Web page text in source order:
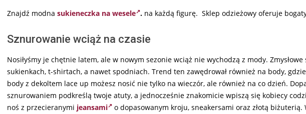
Znajdź modna sukieneczka na wesele . na każdą figurę. Sklep odzieżowy oferuje
Sznurowanie wciąż na czasie
Nosiłyśmy je chętnie latem, ale w nowym sezonie wciąż nie wychodzą z mody.
sukienkach, t-shirtach, a nawet spodniach. Trend ten zawędrował również na body,
body z dekoltem lace up możesz nosić nie tylko na wieczór, ale również na co dzień.
sznurowaniem podkreślą twoje atuty, a jednocześnie znakomicie wpiszą się kobiecy
noś z przecieranymi jeansami
o dopasowanym kroju, sneakersami oraz złotą